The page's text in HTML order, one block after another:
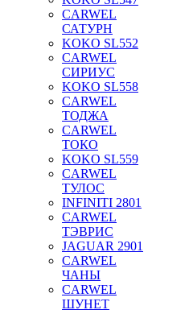
CARWEL
САТУРН
KOKO SL552
CARWEL
СИРИУС
KOKO SL558
CARWEL
ТОДЖА
CARWEL
ТОКО
KOKO SL559
CARWEL
ТУЛОС
INFINITI 2801
CARWEL
ТЭВРИС
JAGUAR 2901
CARWEL
ЧАНЫ
CARWEL
ШУНЕТ